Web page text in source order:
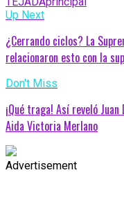
Up Next
¿Cerrando ciclos? La
relacionaron esto con la
Don't Miss
¡Qué traga! Así reveló
Aida Victoria Merlano
Advertisement